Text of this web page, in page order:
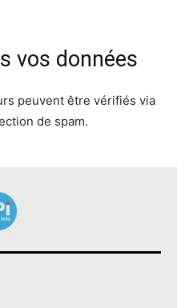
vos données
peuvent être vérifiés via
de spam.